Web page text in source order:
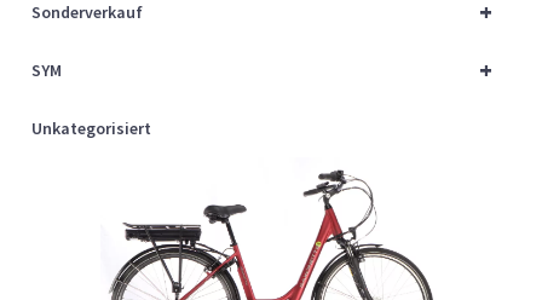
+
Sonderverkauf
+
SYM
Unkategorisiert